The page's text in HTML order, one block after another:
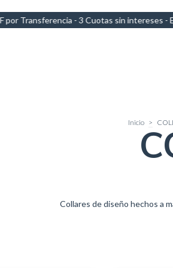
- Envío GRATIS en compras de más de
Inicio >
Collares de diseño hechos a